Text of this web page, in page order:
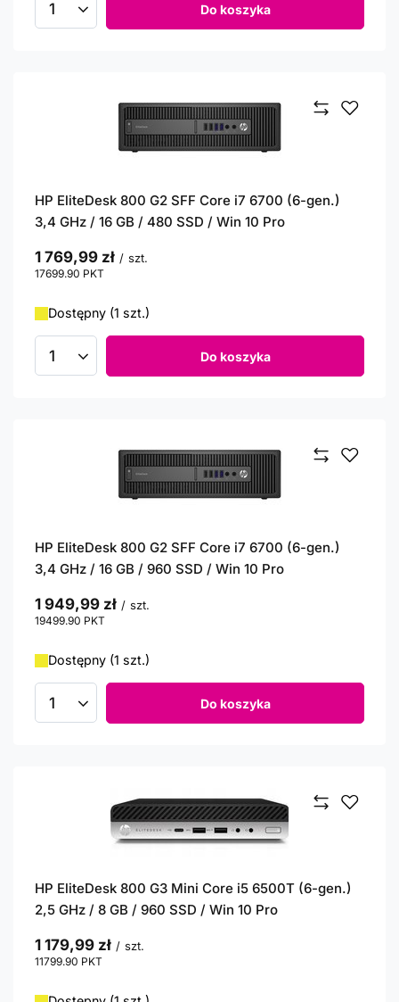
Ilość produktów Do koszyka
HP EliteDesk 800 G2 SFF Core i7 6700 (6-gen.)
3,4 GHz / 16 GB / 480 SSD / Win 10 Pro
1 769,99 zł / szt.
17699.90 PKT
Dostępny (1 szt.)
Ilość produktów Do koszyka
HP EliteDesk 800 G2 SFF Core i7 6700 (6-gen.)
3,4 GHz / 16 GB / 960 SSD / Win 10 Pro
1 949,99 zł / szt.
19499.90 PKT
Dostępny (1 szt.)
Ilość produktów Do koszyka
HP EliteDesk 800 G3 Mini Core i5 6500T (6-gen.)
2,5 GHz / 8 GB / 960 SSD / Win 10 Pro
1 179,99 zł / szt.
11799.90 PKT